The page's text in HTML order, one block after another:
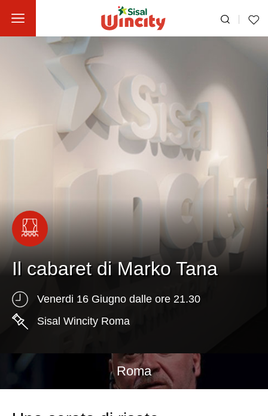
Il cabaret di Marko Tana
Venerdi 16 Giugno dalle ore 21.30
Sisal Wincity Roma
Roma